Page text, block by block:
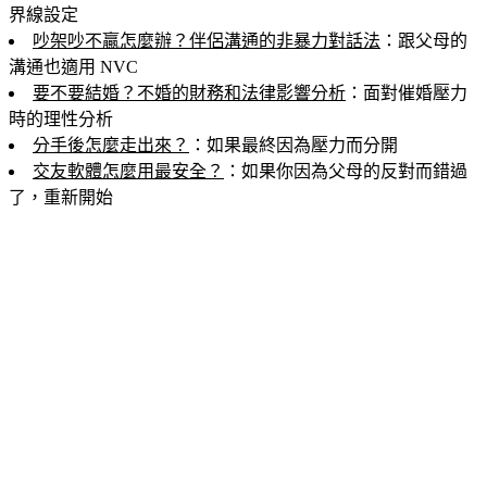
界線設定
吵架吵不贏怎麼辦？伴侶溝通的非暴力對話法 ：跟父母的
溝通也適用 NVC
要不要結婚？不婚的財務和法律影響分析 ：面對催婚壓力
時的理性分析
分手後怎麼走出來？ ：如果最終因為壓力而分開
交友軟體怎麼用最安全？ ：如果你因為父母的反對而錯過
了，重新開始